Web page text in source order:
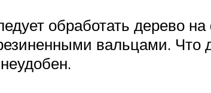
обработать дерево
вальцами. Что